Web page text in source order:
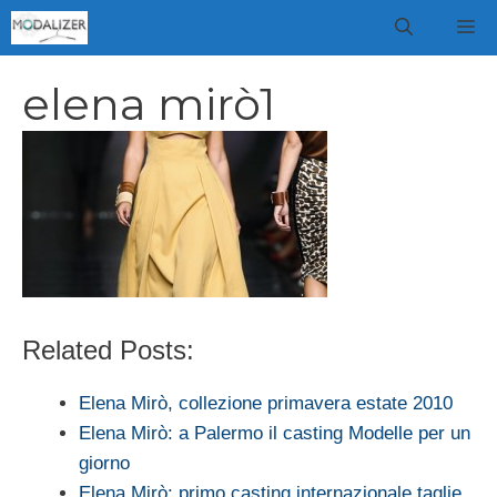
Vai
al
elena mirò1
Related Posts:
Elena Mirò, collezione primavera estate 2010
Elena Mirò: a Palermo il casting Modelle per un
giorno
Elena Mirò: primo casting internazionale taglie